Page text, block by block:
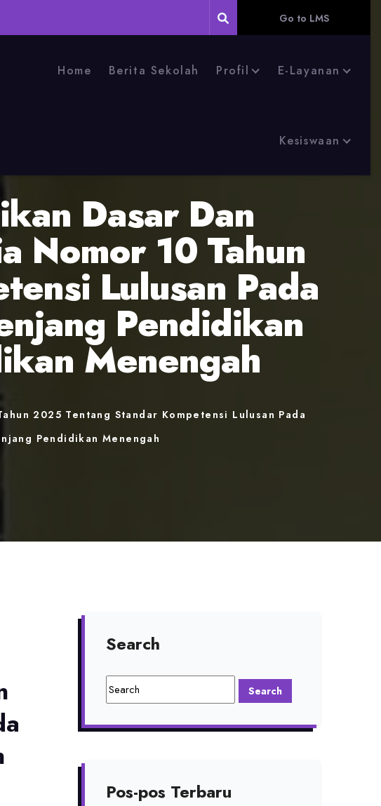
Go to LMS
Home Berita Sekolah Profil E-Layanan
Kesiswaan
Dasar Dan
Nomor 10 Tahun
Lulusan Pada
Pendidikan
Menengah
2025 Tentang Standar Kompetensi Lulusan Pada
Pendidikan Menengah
Search
Pos-pos Terbaru